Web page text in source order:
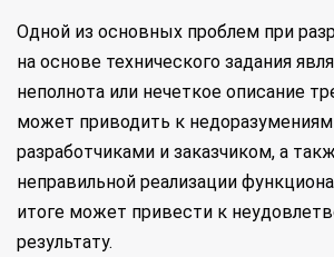
Одной из основных проблем при
на основе технического задания
неполнота или нечеткое описание
может приводить к
разработчиками и заказчиком, а
неправильной реализации
итоге может привести к
результату.